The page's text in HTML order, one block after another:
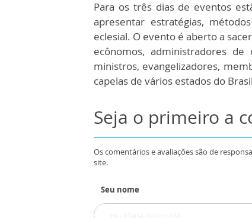
Para os três dias de eventos
apresentar estratégias,
eclesial. O evento é aberto a
ecônomos, administradores de
ministros, evangelizadores,
capelas de vários estados do
Seja o primeiro a
Os comentários e avaliações são de
site.
Seu nome